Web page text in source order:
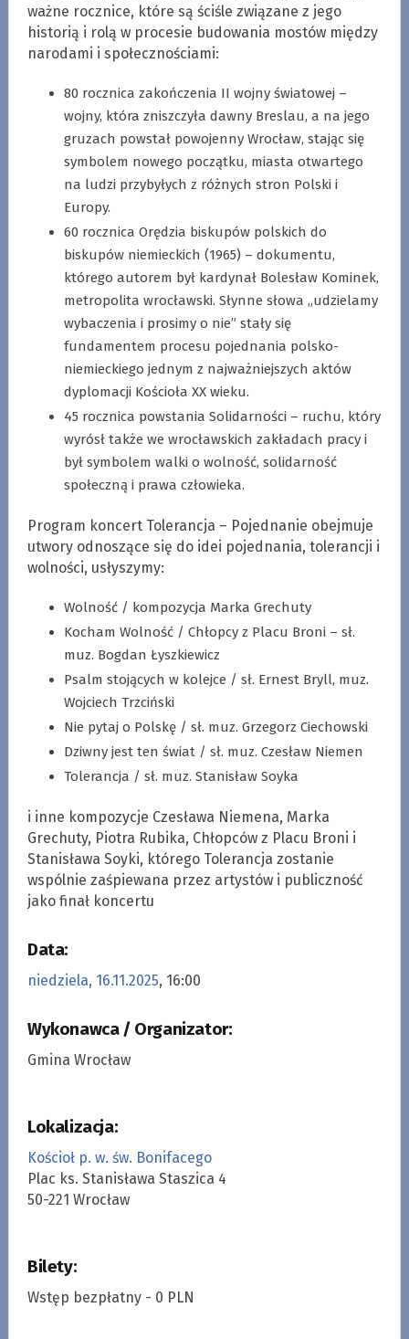
ważne rocznice, które są ściśle związane z jego
historią i rolą w procesie budowania mostów między
narodami i społecznościami:
80 rocznica zakończenia II wojny światowej –
wojny, która zniszczyła dawny Breslau, a na jego
gruzach powstał powojenny Wrocław, stając się
symbolem nowego początku, miasta otwartego
na ludzi przybyłych z różnych stron Polski i
Europy.
60 rocznica Orędzia biskupów polskich do
biskupów niemieckich (1965) – dokumentu,
którego autorem był kardynał Bolesław Kominek,
metropolita wrocławski. Słynne słowa „udzielamy
wybaczenia i prosimy o nie” stały się
fundamentem procesu pojednania polsko-
niemieckiego jednym z najważniejszych aktów
dyplomacji Kościoła XX wieku.
45 rocznica powstania Solidarności – ruchu, który
wyrósł także we wrocławskich zakładach pracy i
był symbolem walki o wolność, solidarność
społeczną i prawa człowieka.
Program koncert Tolerancja – Pojednanie obejmuje
utwory odnoszące się do idei pojednania, tolerancji i
wolności, usłyszymy:
Wolność / kompozycja Marka Grechuty
Kocham Wolność / Chłopcy z Placu Broni – sł.
muz. Bogdan Łyszkiewicz
Psalm stojących w kolejce / sł. Ernest Bryll, muz.
Wojciech Trzciński
Nie pytaj o Polskę / sł. muz. Grzegorz Ciechowski
Dziwny jest ten świat / sł. muz. Czesław Niemen
Tolerancja / sł. muz. Stanisław Soyka
i inne kompozycje Czesława Niemena, Marka
Grechuty, Piotra Rubika, Chłopców z Placu Broni i
Stanisława Soyki, którego Tolerancja zostanie
wspólnie zaśpiewana przez artystów i publiczność
jako finał koncertu
Data:
niedziela, 16.11.2025, 16:00
Wykonawca / Organizator:
Gmina Wrocław
Lokalizacja:
Kościoł p. w. św. Bonifacego
Plac ks. Stanisława Staszica 4
50-221 Wrocław
Bilety:
Wstęp bezpłatny - 0 PLN